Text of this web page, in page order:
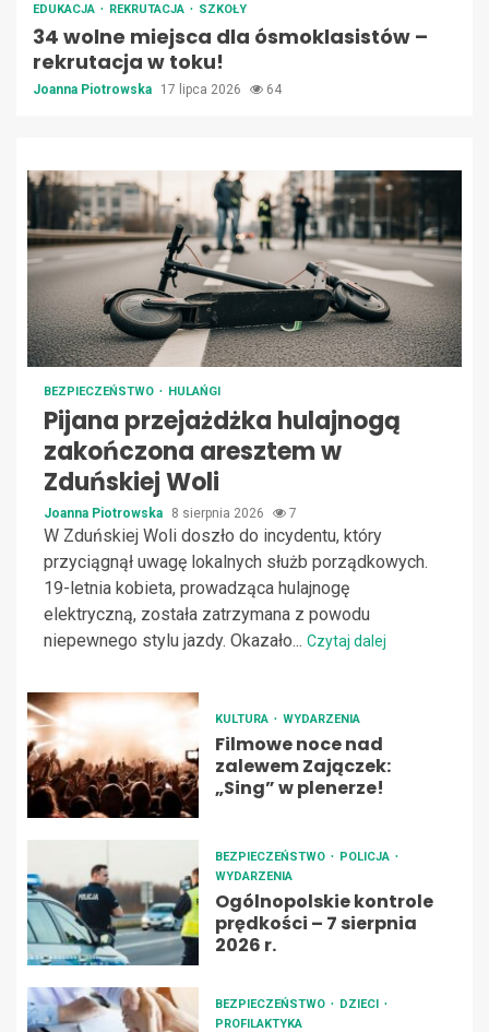
EDUKACJA REKRUTACJA SZKOŁY
34 wolne miejsca dla ósmoklasistów –
rekrutacja w toku!
Joanna Piotrowska 17 lipca 2026 64
BEZPIECZEŃSTWO HULAŃGI
Pijana przejażdżka hulajnogą
zakończona aresztem w
Zduńskiej Woli
Joanna Piotrowska 8 sierpnia 2026 7
W Zduńskiej Woli doszło do incydentu, który
przyciągnął uwagę lokalnych służb porządkowych.
19-letnia kobieta, prowadząca hulajnogę
elektryczną, została zatrzymana z powodu
niepewnego stylu jazdy. Okazało... Czytaj dalej
KULTURA WYDARZENIA
Filmowe noce nad
zalewem Zajączek:
„Sing” w plenerze!
BEZPIECZEŃSTWO
POLICJA
WYDARZENIA
Ogólnopolskie kontrole
prędkości – 7 sierpnia
2026 r.
BEZPIECZEŃSTWO
DZIECI
PROFILAKTYKA